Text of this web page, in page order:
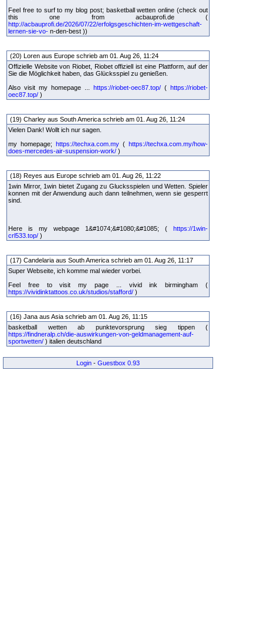
Feel free to surf to my blog post; basketball wetten online (check out
this one from acbauprofi.de (
http://acbauprofi.de/2026/07/22/erfolgsgeschichten-im-wettgeschaft-
lernen-sie-vo- n-den-best ))
(20) Loren aus Europe schrieb am 01. Aug 26, 11:24
Offizielle Website von Riobet, Riobet offiziell ist eine Plattform, auf der
Sie die Möglichkeit haben, das Glücksspiel zu genießen.
Also visit my homepage ... https://riobet-oec87.top/ ( https://riobet-
oec87.top/ )
(19) Charley aus South America schrieb am 01. Aug 26, 11:24
Vielen Dank! Wollt ich nur sagen.
my homepage; https://techxa.com.my ( https://techxa.com.my/how-
does-mercedes-air-suspension-work/ )
(18) Reyes aus Europe schrieb am 01. Aug 26, 11:22
1win Mirror, 1win bietet Zugang zu Glucksspielen und Wetten. Spieler
konnen mit der Anwendung auch dann teilnehmen, wenn sie gesperrt
sind.
Here is my webpage 1&#1074;&#1080;&#1085; ( https://1win-
crl533.top/ )
(17) Candelaria aus South America schrieb am 01. Aug 26, 11:17
Super Webseite, ich komme mal wieder vorbei.
Feel free to visit my page ... vivid ink birmingham (
https://vividinktattoos.co.uk/studios/stafford/ )
(16) Jana aus Asia schrieb am 01. Aug 26, 11:15
basketball wetten ab punktevorsprung sieg tippen (
https://findneralp.ch/die-auswirkungen-von-geldmanagement-auf-
sportwetten/ ) italien deutschland
Login - Guestbox 0.93